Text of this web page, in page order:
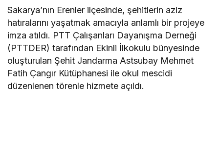
Sakarya’nın Erenler ilçesinde, şehitlerin aziz
hatıralarını yaşatmak amacıyla anlamlı bir projeye
imza atıldı. PTT Çalışanları Dayanışma Derneği
(PTTDER) tarafından Ekinli İlkokulu bünyesinde
oluşturulan Şehit Jandarma Astsubay Mehmet
Fatih Çangır Kütüphanesi ile okul mescidi
düzenlenen törenle hizmete açıldı.